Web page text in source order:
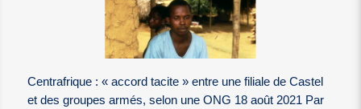
Centrafrique : « accord tacite » entre une filiale de Castel
et des groupes armés, selon une ONG 18 août 2021 Par